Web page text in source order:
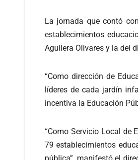
La jornada que contó
establecimientos
Aguilera Olivares y la del
“Como dirección de
líderes de cada jardín
incentiva la Educación
“Como Servicio Local de
79 establecimientos